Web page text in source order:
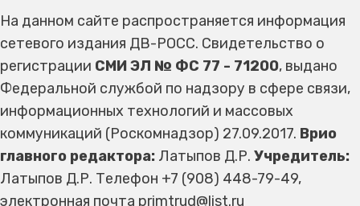
На данном сайте распространяется информация
сетевого издания ДВ-РОСС. Свидетельство о
регистрации СМИ ЭЛ № ФС 77 - 71200, выдано
Федеральной службой по надзору в сфере связи,
информационных технологий и массовых
коммуникаций (Роскомнадзор) 27.09.2017. Врио
главного редактора: Латыпов Д.Р. Учредитель:
Латыпов Д.Р. Телефон +7 (908) 448-79-49,
электронная почта primtrud@list.ru